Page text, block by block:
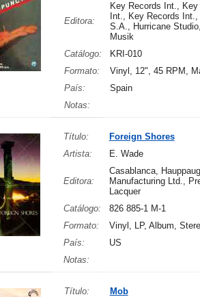
Editora:
Key Records Int., Key
Int., Key Records
S.A., Hurricane
Musik
Catálogo:
KRI-010
Formato:
Vinyl, 12", 45 RPM,
País:
Spain
Notas:
Título:
Foreign Shores
Artista:
E. Wade
Editora:
Casablanca,
Manufacturing Ltd.,
Lacquer
Catálogo:
826 885-1 M-1
Formato:
Vinyl, LP, Album,
País:
US
Notas:
Título:
Mob